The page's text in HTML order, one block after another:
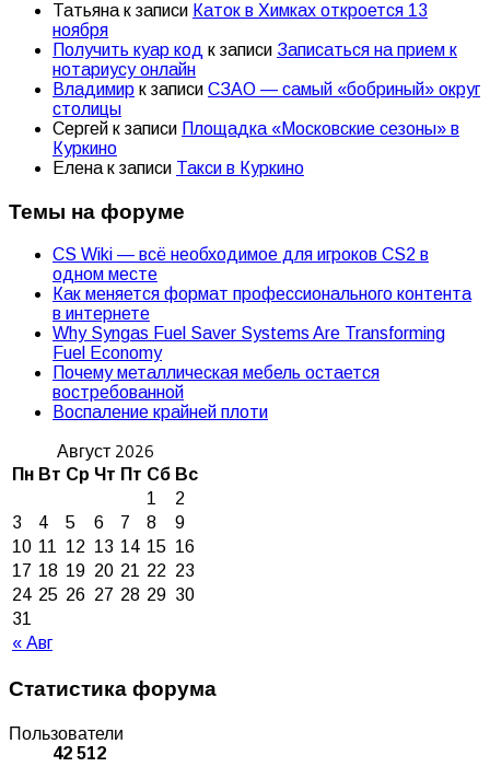
Татьяна к записи Каток в Химках откроется 13
ноября
Получить куар код к записи Записаться на прием к
нотариусу онлайн
Владимир к записи СЗАО — самый «бобриный» округ
столицы
Сергей к записи Площадка «Московские сезоны» в
Куркино
Елена к записи Такси в Куркино
Темы на форуме
CS Wiki — всё необходимое для игроков CS2 в
одном месте
Как меняется формат профессионального контента
в интернете
Why Syngas Fuel Saver Systems Are Transforming
Fuel Economy
Почему металлическая мебель остается
востребованной
Воспаление крайней плоти
Август 2026
Пн Вт Ср Чт Пт Сб Вс
« Авг
1
2
3
4 5 6 7 8
9
10 11 12 13 14 15 16
17 18 19 20 21 22 23
24 25 26 27 28 29 30
31
Статистика форума
Пользователи
42 512